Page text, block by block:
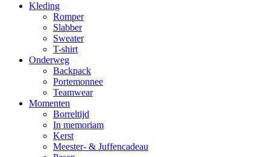
Kleding
Romper
Slabber
Sweater
T-shirt
Onderweg
Backpack
Portemonnee
Teamwear
Momenten
Borreltijd
In memoriam
Kerst
Meester- & Juffencadeau